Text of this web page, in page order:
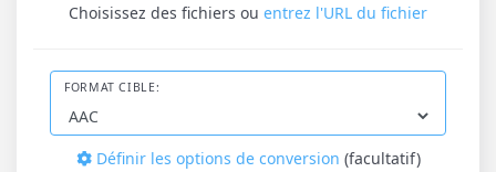
Choisissez des fichiers ou entrez l'URL du fichier
FORMAT CIBLE:
Définir les options de conversion (facultatif)